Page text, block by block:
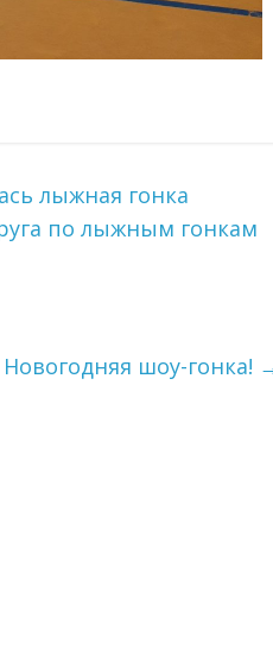
лыжная гонка
по лыжным гонкам
Новогодняя шоу-гонка!